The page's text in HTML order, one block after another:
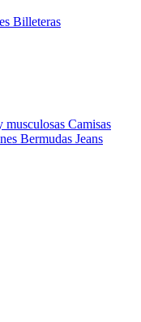
Billeteras
musculosas Camisas
Bermudas Jeans